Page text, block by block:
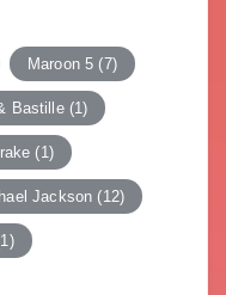
Maroon 5 (7)
Bastille(1)
(1)
Jackson (12)